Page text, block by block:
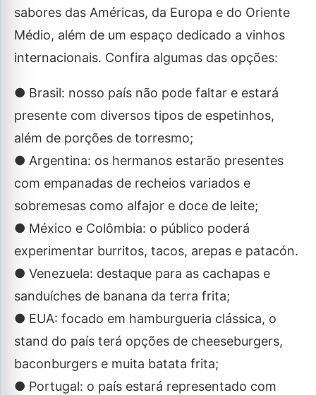
sabores das Américas, da Europa e do Oriente
Médio, além de um espaço dedicado a vinhos
internacionais. Confira algumas das opções:
● Brasil: nosso país não pode faltar e estará
presente com diversos tipos de espetinhos,
além de porções de torresmo;
● Argentina: os hermanos estarão presentes
com empanadas de recheios variados e
sobremesas como alfajor e doce de leite;
● México e Colômbia: o público poderá
experimentar burritos, tacos, arepas e patacón.
● Venezuela: destaque para as cachapas e
sanduíches de banana da terra frita;
● EUA: focado em hamburgueria clássica, o
stand do país terá opções de cheeseburgers,
baconburgers e muita batata frita;
● Portugal: o país estará representado com